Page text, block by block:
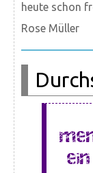
heute schon
Rose Müller